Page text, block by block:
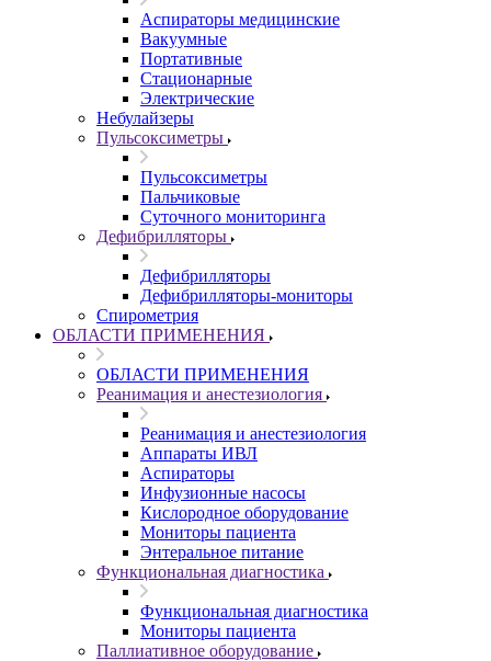
Аспираторы медицинские
Вакуумные
Портативные
Стационарные
Электрические
Небулайзеры
Пульсоксиметры
Пульсоксиметры
Пальчиковые
Суточного мониторинга
Дефибрилляторы
Дефибрилляторы
Дефибрилляторы-мониторы
Спирометрия
ОБЛАСТИ ПРИМЕНЕНИЯ
ОБЛАСТИ ПРИМЕНЕНИЯ
Реанимация и анестезиология
Реанимация и анестезиология
Аппараты ИВЛ
Аспираторы
Инфузионные насосы
Кислородное оборудование
Мониторы пациента
Энтеральное питание
Функциональная диагностика
Функциональная диагностика
Мониторы пациента
Паллиативное оборудование